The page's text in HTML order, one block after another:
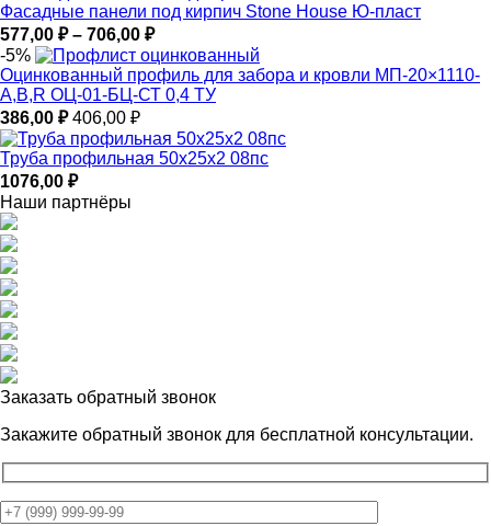
Фасадные панели под кирпич Stone House Ю-пласт
577,00 ₽ – 706,00 ₽Диапазон
цен:
577,00 ₽
–
-5%
Оцинкованный профиль для забора и кровли МП-20×1110-
A,B,R ОЦ-01-БЦ-СТ 0,4 ТУ
386,00 ₽ 406,00 ₽
Труба профильная 50х25х2 08пс
1076,00 ₽
Наши партнёры
Заказать обратный звонок
Закажите обратный звонок для бесплатной консультации.